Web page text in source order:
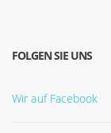
FOLGEN SIE UNS
Wir auf Facebook